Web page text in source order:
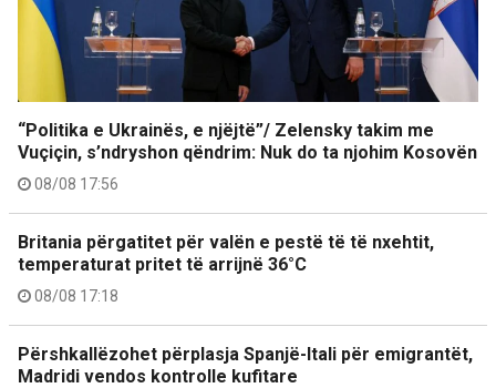
“Politika e Ukrainës, e njëjtë”/ Zelensky takim me
Vuçiçin, s’ndryshon qëndrim: Nuk do ta njohim Kosovën
08/08 17:56
Britania përgatitet për valën e pestë të të nxehtit,
temperaturat pritet të arrijnë 36°C
08/08 17:18
Përshkallëzohet përplasja Spanjë-Itali për emigrantët,
Madridi vendos kontrolle kufitare